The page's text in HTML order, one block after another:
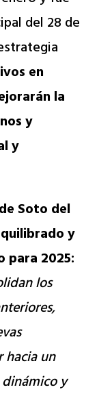
del 28 de
en
la
y
y
Soto del
y
para 2025:
los
hacia un
y